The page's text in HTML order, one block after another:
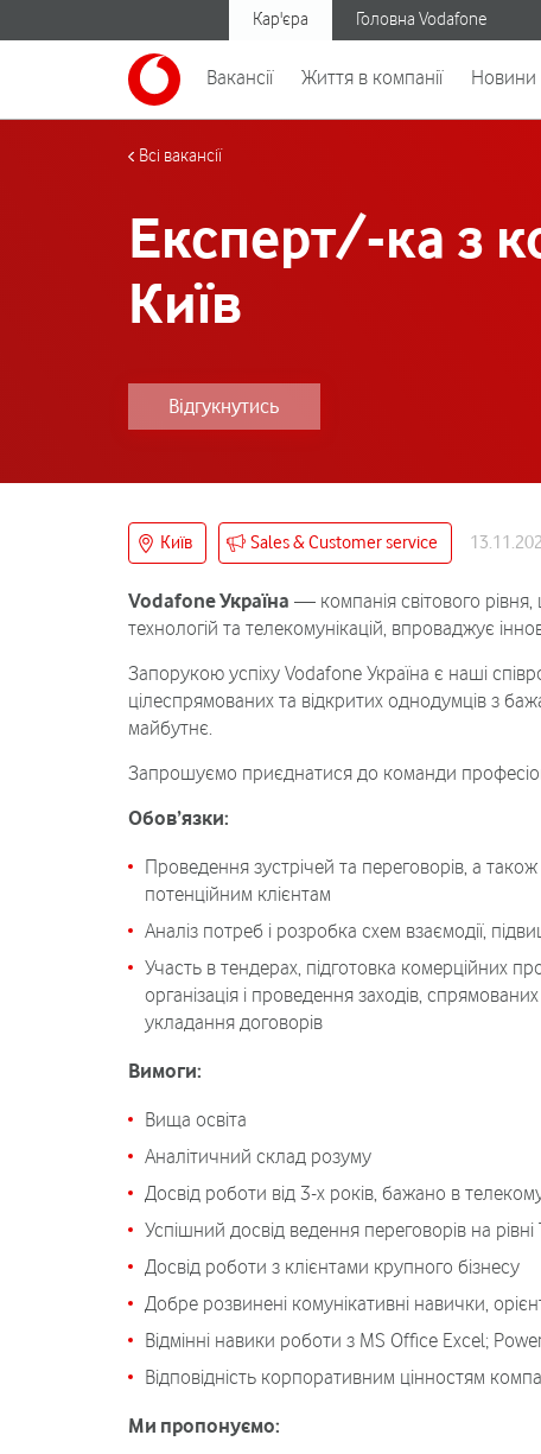
Кар'єра Головна Vodafone
Вакансії Життя в компанії Новини
Всі вакансії
Експерт/-ка з
Київ
Відгукнутись
Київ Sales & Customer service
Vodafone Україна — компанія світового рівня,
технологій та телекомунікацій, впроваджує
Запорукою успіху Vodafone Україна є наші
цілеспрямованих та відкритих однодумців з
майбутнє.
Запрошуємо приєднатися до команди
Обов’язки:
Проведення зустрічей та переговорів, а
потенційним клієнтам
Аналіз потреб і розробка схем взаємодії,
Участь в тендерах, підготовка комерційних
організація і проведення заходів,
укладання договорів
Вимоги:
Вища освіта
Аналітичний склад розуму
Досвід роботи від 3-х років, бажано в
Успішний досвід ведення переговорів на
Досвід роботи з клієнтами крупного бізнесу
Добре розвинені комунікативні навички,
Відмінні навики роботи з MS Office Excel;
Відповідність корпоративним цінностям
Ми пропонуємо: